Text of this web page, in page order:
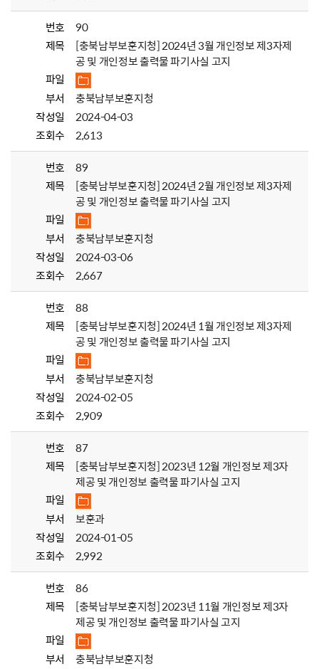
번호
90
제목
[충북남부보훈지청] 2024년 3월 개인정보 제3자제
공 및 개인정보 출력물 파기사실 고지
파일
부서
충북남부보훈지청
작성일
2024-04-03
조회수
2,613
번호
89
제목
[충북남부보훈지청] 2024년 2월 개인정보 제3자제
공 및 개인정보 출력물 파기사실 고지
파일
부서
충북남부보훈지청
작성일
2024-03-06
조회수
2,667
번호
88
제목
[충북남부보훈지청] 2024년 1월 개인정보 제3자제
공 및 개인정보 출력물 파기사실 고지
파일
부서
충북남부보훈지청
작성일
2024-02-05
조회수
2,909
번호
87
제목
[충북남부보훈지청] 2023년 12월 개인정보 제3자
제공 및 개인정보 출력물 파기사실 고지
파일
부서
보훈과
작성일
2024-01-05
조회수
2,992
번호
86
제목
[충북남부보훈지청] 2023년 11월 개인정보 제3자
제공 및 개인정보 출력물 파기사실 고지
파일
부서
충북남부보훈지청